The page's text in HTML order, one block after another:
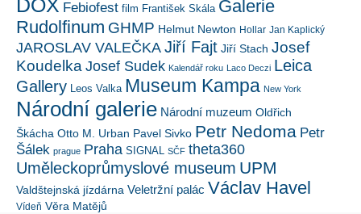
DOX Febiofest film František Skála Galerie
Rudolfinum GHMP Helmut Newton Hollar Jan Kaplický
JAROSLAV VALEČKA Jiří Fajt Jiří Stach Josef
Koudelka Josef Sudek Kalendář roku Laco Deczi Leica
Gallery Leos Valka Museum Kampa New York
Národní galerie Národní muzeum Oldřich
Škácha Otto M. Urban Pavel Sivko Petr Nedoma Petr
Šálek prague Praha SIGNAL SČF theta360
Uměleckoprůmyslové museum UPM
Valdštejnská jízdárna Veletržní palác Václav Havel
Vídeň Věra Matějů